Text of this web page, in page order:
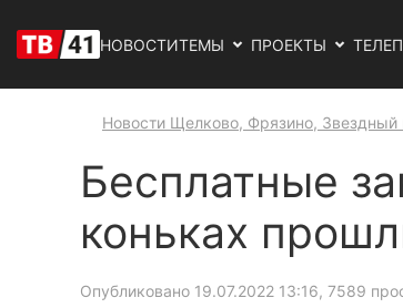
НОВОСТИТЕМЫ ПРОЕКТЫ
Новости Щелково, Фрязино, Звездный
Бесплатные
коньках
Опубликовано 19.07.2022 13:16, 7589